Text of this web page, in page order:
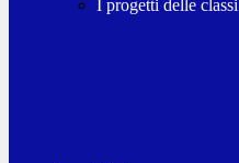
I progetti delle classi